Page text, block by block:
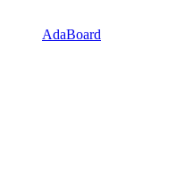
AdaBoard